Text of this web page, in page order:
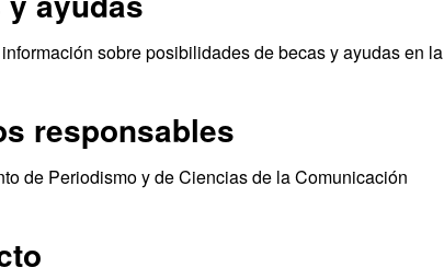
sobre posibilidades de becas y ayudas en la
responsables
de Periodismo y de Ciencias de la Comunicación